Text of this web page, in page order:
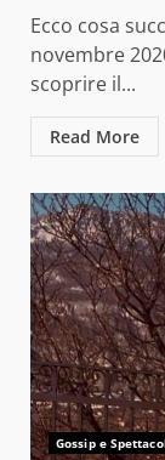
Ecco cosa
novembre
scoprire il...
Read More
Gossip e